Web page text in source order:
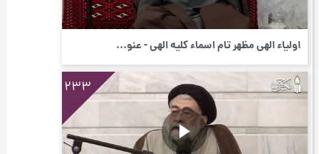
اولیاء الهی مظهر تام اسماء کلیه الهی - عنو...
233